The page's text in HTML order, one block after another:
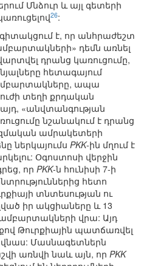
Մնձուր և այլ գետերի
26:
է, որ անհրաժեշտ
դեմն առնել
դրանց կառուցումը,
հետագայում
ապա
տեղի քրդական
այդ, «անվտանգության
նշանակում է դրանց
ամրակետերի
ներկայումս PKK-ին մղում է
Օգոստոսի վերջին
որ PKK-ն հունիսի 7-ի
հետո
տնտեսության ու
իր ակցիաները և 13
վրա: Այդ
Թուրքիային պատճառվել
վնաս: Մասնագետներն
առնվի նաև այն, որ PKK